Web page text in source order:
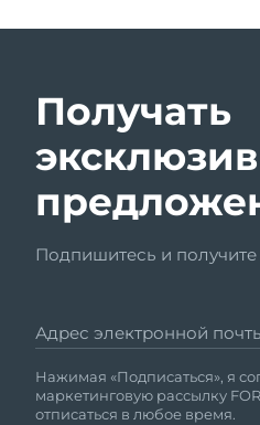
Получать
Подпишитесь и получите
Адрес электронной
Нажимая «Подписаться», я
маркетинговую рассылку
отписаться в любое время.